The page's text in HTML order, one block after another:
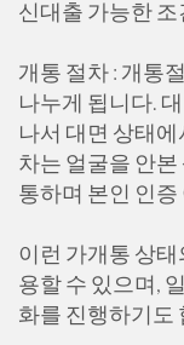
신대출 가능한
개통 절차 : 개통
나누게 됩니다.
나서 대면 상태
차는 얼굴을 안
통하며 본인 인
이런 가개통 상
용할 수 있으며,
화를 진행하기도